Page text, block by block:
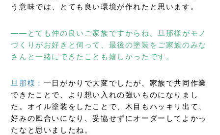
う意味では、とても良い環境が作れたと思います。
――とても仲の良いご家族ですからね。旦那様がモノ
づくりがお好きと伺って、最後の塗装をご家族のみな
さんと一緒にできたことも嬉しかったです。
旦那様： 一日がかりで大変でしたが、家族で共同作業
できたことで、より想い入れの強いものになりまし
た。オイル塗装をしたことで、木目もハッキリ出て、
好みの風合いになり、妥協せずにオーダーしてよかっ
たなと思いましたね。